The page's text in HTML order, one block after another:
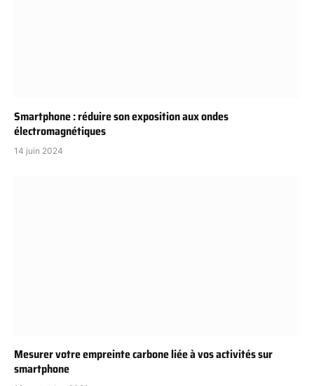
Smartphone : réduire son exposition aux ondes
électromagnétiques
14 juin 2024
Mesurer votre empreinte carbone liée à vos activités sur
smartphone